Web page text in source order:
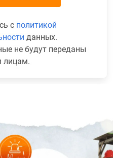
с политикой
данных.
не будут переданы
лицам.